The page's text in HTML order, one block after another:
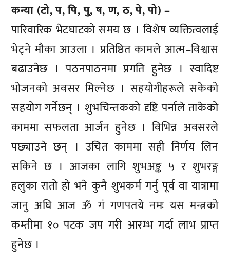
कन्या (टो, प, पि, पु, ष, ण, ठ, पे, पो) –
पारिवारिक भेटघाटको समय छ । विशेष व्यक्तित्वलाई
भेट्ने मौका आउला । प्रतिष्ठित कामले आत्म–विश्वास
बढाउनेछ । पठनपाठनमा प्रगति हुनेछ । स्वादिष्ट
भोजनको अवसर मिल्नेछ । सहयोगीहरूले सकेको
सहयोग गर्नेछन् । शुभचिन्तकको दृष्टि पर्नाले ताकेको
काममा सफलता आर्जन हुनेछ । विभिन्न अवसरले
पछ्याउने छन् । उचित काममा सही निर्णय लिन
सकिने छ । आजका लागि शुभअङ्क ५ र शुभरङ्ग
हलुका रातो हो भने कुनै शुभकर्म गर्नु पूर्व वा यात्रामा
जानु अघि आज ॐ गं गणपतये नमः यस मन्त्रको
कम्तीमा १० पटक जप गरी आरम्भ गर्दा लाभ प्राप्त
हुनेछ ।